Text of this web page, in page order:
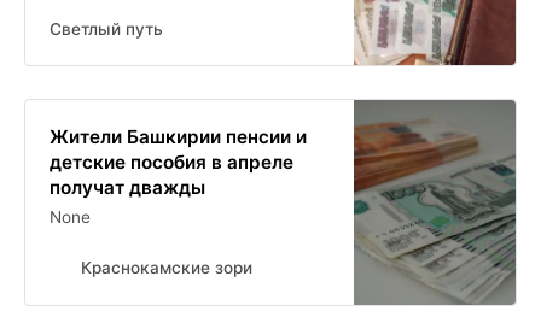
Светлый путь
Жители Башкирии пенсии и
детские пособия в апреле
получат дважды
None
Краснокамские зори